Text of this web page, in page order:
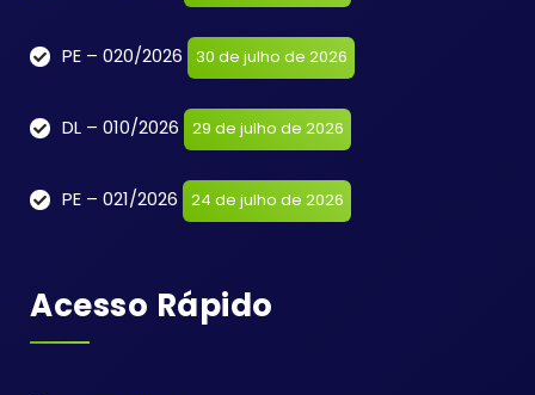
PE – 020/2026 30 de julho de 2026
DL – 010/2026 29 de julho de 2026
PE – 021/2026 24 de julho de 2026
Acesso Rápido